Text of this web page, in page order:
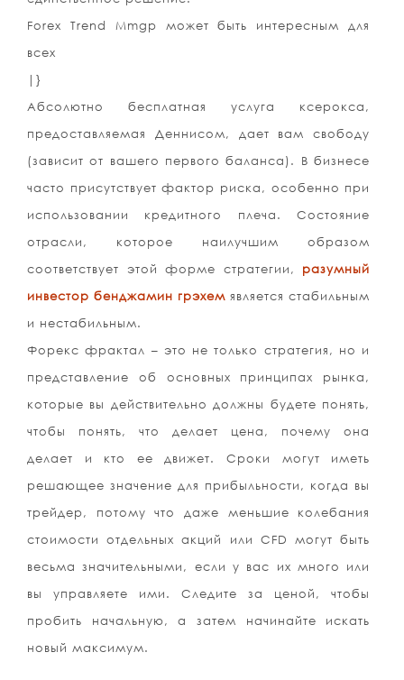
Forex Trend Mmgp может быть интересным для
всех
|}
Абсолютно бесплатная услуга ксерокса,
предоставляемая Деннисом, дает вам свободу
(зависит от вашего первого баланса). В бизнесе
часто присутствует фактор риска, особенно при
использовании кредитного плеча. Состояние
отрасли, которое наилучшим образом
соответствует этой форме стратегии, разумный
инвестор бенджамин грэхем является стабильным
и нестабильным.
Форекс фрактал – это не только стратегия, но и
представление об основных принципах рынка,
которые вы действительно должны будете понять,
чтобы понять, что делает цена, почему она
делает и кто ее движет. Сроки могут иметь
решающее значение для прибыльности, когда вы
трейдер, потому что даже меньшие колебания
стоимости отдельных акций или CFD могут быть
весьма значительными, если у вас их много или
вы управляете ими. Следите за ценой, чтобы
пробить начальную, а затем начинайте искать
новый максимум.